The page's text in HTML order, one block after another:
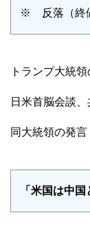
※ 反落（終
トランプ大統
日米首脳会談
同大統領の発
「米国は中